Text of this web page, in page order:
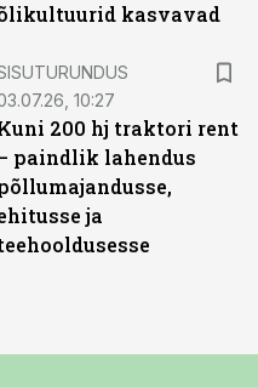
kasvavad
10:27
200 hj traktori rent
paindlik lahendus
ja